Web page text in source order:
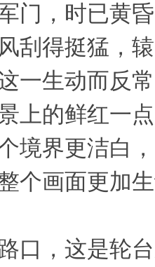
，时已黄昏
刮得挺猛，
一生动而反
上的鲜红一
境界更洁白
个画面更加
，这是轮台